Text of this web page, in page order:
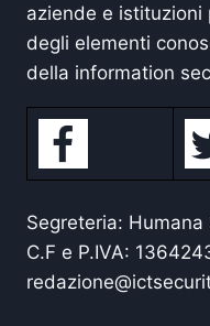
aziende e
degli elementi
della information
Segreteria: Humana
C.F e P.IVA: